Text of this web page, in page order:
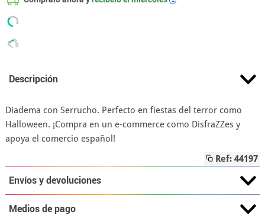
Descripción
Diadema con Serrucho. Perfecto en fiestas del terror como
Halloween. ¡Compra en un e-commerce como DisfraZZes y
apoya el comercio español!
Ref: 44197
Envíos y devoluciones
Medios de pago